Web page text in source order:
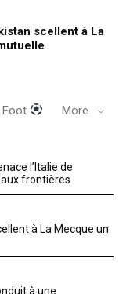
scellent à La
Foot More
l’Italie de
frontières
à La Mecque un
à une